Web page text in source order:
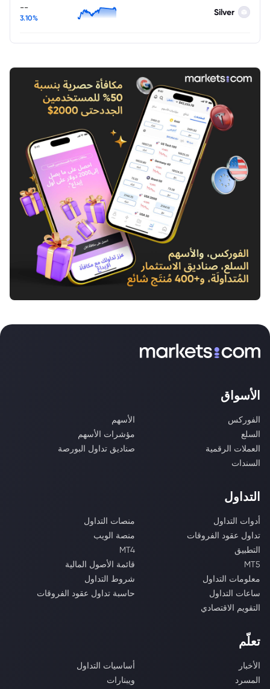
Silver
--
3.10%
الأسواق
الفوركس
الأسهم
السلع
مؤشرات الأسهم
العملات الرقمية
صناديق تداول البورصة
السندات
التداول
أدوات التداول
منصات التداول
تداول عقود الفروقات
منصة الويب
التطبيق
MT4
MT5
قائمة الأصول المالية
معلومات التداول
شروط التداول
ساعات التداول
حاسبة تداول عقود الفروقات
التقويم الاقتصادي
تعلّم
الأخبار
أساسيات التداول
المسرد
ويبنارات